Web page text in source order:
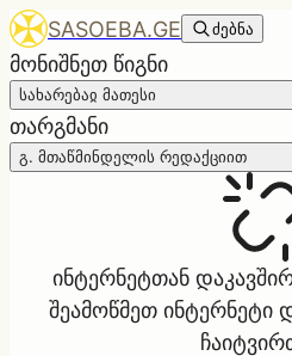
SASOEBA.GE ძებნა
მონიშნეთ წიგნი
სახარებაჲ მათესი
თარგმანი
გ. მთაწმინდელის რედაქციით
ინტერნეტთან
შეამოწმეთ ინტერნეტი